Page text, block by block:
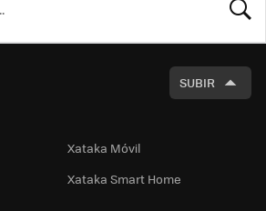
SUBIR
Xataka Móvil
Xataka Smart Home